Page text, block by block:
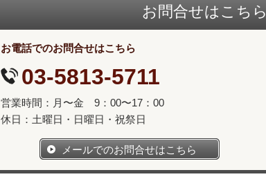
お問合せはこちら
お電話でのお問合せはこちら
03-5813-5711
営業時間：月〜金 9：00〜17：00
休日：土曜日・日曜日・祝祭日
メールでのお問合せはこちら